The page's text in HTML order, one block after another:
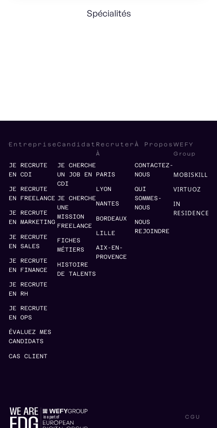
Spécialités
Entreprise
JE RECRUTE
EN CDI
JE RECRUTE
EN FREELANCE
JE RECRUTE
EN MARKETING
JE RECRUTE
EN SALES
JE RECRUTE
EN FINANCE
JE RECRUTE
EN RH
JE RECRUTE
EN OPS
ÉVALUEZ MES
CANDIDATS
CAS CLIENT
Candidat
JE CHERCHE
UN JOB EN
CDI
JE CHERCHE
UNE
MISSION
FREELANCE
FICHES
MÉTIERS
HISTOIRE
DE TALENTS
Recruter
À
PARIS
LYON
NANTES
BORDEAUX
LILLE
AIX-EN-
PROVENCE
À Propos
CONTACTEZ-
NOUS
QUI
SOMMES-
NOUS
NOUS
REJOINDRE
WEFY
Group
MOBISKILL
VIRTUOZ
IN
RESIDENCE
CGU